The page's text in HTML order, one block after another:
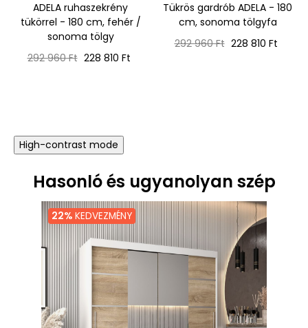
ADELA ruhaszekrény
tükörrel - 180 cm, fehér /
sonoma tölgy
Normál
292 960 Ft Ár
228 810 Ft
Tükrös gardrób ADELA - 180
cm, sonoma tölgyfa
Normál
292 960 Ft Ár
228 810 Ft
High-contrast mode
Hasonló és ugyanolyan szép
22% KEDVEZMÉNY